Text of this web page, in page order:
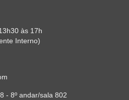
às 17h
Interno)
- 8º andar/sala 802